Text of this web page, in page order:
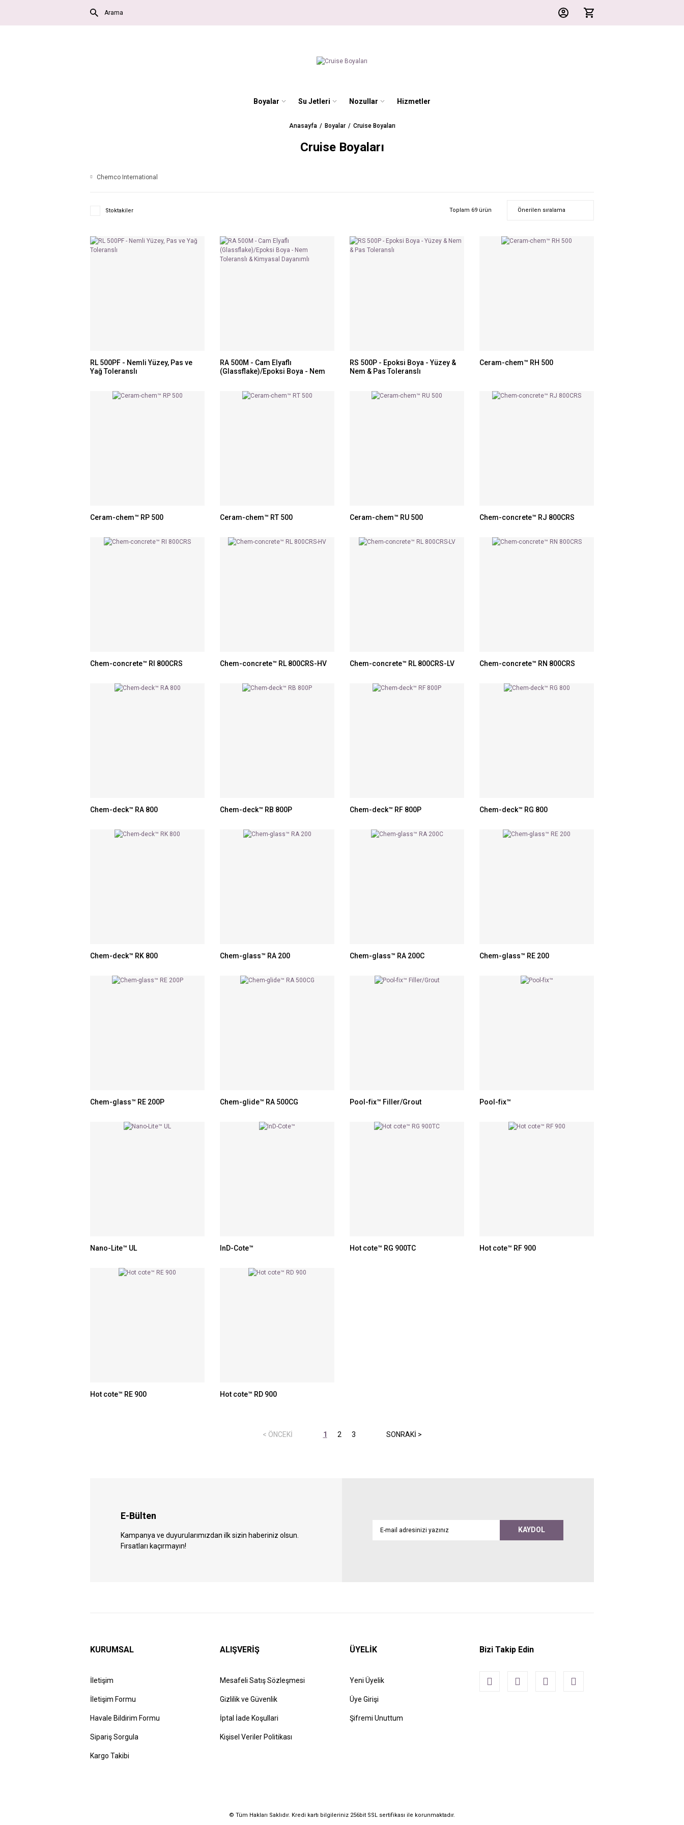
Boyalar Su Jetleri Nozullar Hizmetler
Anasayfa Boyalar Cruise Boyaları
Cruise Boyaları
Chemco International
Stoktakiler Toplam 69 ürün
RL 500PF - Nemli Yüzey, Pas ve
Yağ Toleranslı
RA 500M - Cam Elyaflı
(Glassflake)/Epoksi Boya - Nem
RS 500P - Epoksi Boya - Yüzey &
Nem & Pas Toleranslı
Ceram-chem™ RH 500
Ceram-chem™ RP 500 Ceram-chem™ RT 500 Ceram-chem™ RU 500 Chem-concrete™ RJ 800CRS
Chem-concrete™ RI 800CRS Chem-concrete™ RL 800CRS-HV Chem-concrete™ RL 800CRS-LV Chem-concrete™ RN 800CRS
Chem-deck™ RA 800 Chem-deck™ RB 800P Chem-deck™ RF 800P Chem-deck™ RG 800
Chem-deck™ RK 800 Chem-glass™ RA 200 Chem-glass™ RA 200C Chem-glass™ RE 200
Chem-glass™ RE 200P Chem-glide™ RA 500CG Pool-fix™ Filler/Grout Pool-fix™
Nano-Lite™ UL InD-Cote™ Hot cote™ RG 900TC Hot cote™ RF 900
Hot cote™ RE 900 Hot cote™ RD 900
1 2 3
E-Bülten
Kampanya ve duyurularımızdan ilk sizin haberiniz olsun.
Fırsatları kaçırmayın!
KAYDOL
KURUMSAL
İletişim
İletişim Formu
Havale Bildirim Formu
Sipariş Sorgula
Kargo Takibi
ALIŞVERİŞ
Mesafeli Satış Sözleşmesi
Gizlilik ve Güvenlik
İptal İade Koşullari
Kişisel Veriler Politikası
ÜYELİK
Yeni Üyelik
Üye Girişi
Şifremi Unuttum
Bizi Takip Edin
© Tüm Hakları Saklıdır. Kredi kartı bilgileriniz 256bit SSL sertifikası ile korunmaktadır.